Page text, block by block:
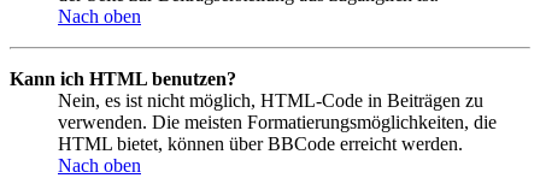
Nach oben
Kann ich HTML benutzen?
Nein, es ist nicht möglich, HTML-Code in Beiträgen zu
verwenden. Die meisten Formatierungsmöglichkeiten, die
HTML bietet, können über BBCode erreicht werden.
Nach oben